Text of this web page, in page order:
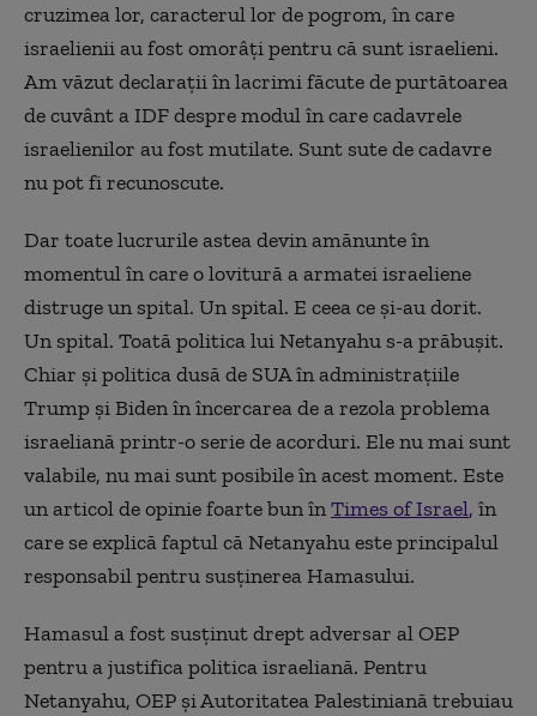
cruzimea lor, caracterul lor de pogrom, în care
israelienii au fost omorâți pentru că sunt israelieni.
Am văzut declarații în lacrimi făcute de purtătoarea
de cuvânt a IDF despre modul în care cadavrele
israelienilor au fost mutilate. Sunt sute de cadavre
nu pot fi recunoscute.
Dar toate lucrurile astea devin amănunte în
momentul în care o lovitură a armatei israeliene
distruge un spital. Un spital. E ceea ce și-au dorit.
Un spital. Toată politica lui Netanyahu s-a prăbușit.
Chiar și politica dusă de SUA în administrațiile
Trump și Biden în încercarea de a rezola problema
israeliană printr-o serie de acorduri. Ele nu mai sunt
valabile, nu mai sunt posibile în acest moment. Este
un articol de opinie foarte bun înTimes of Israel, în
care se explică faptul că Netanyahu este principalul
responsabil pentru susținerea Hamasului.
Hamasul a fost susținut drept adversar al OEP
pentru a justifica politica israeliană. Pentru
Netanyahu, OEP și Autoritatea Palestiniană trebuiau